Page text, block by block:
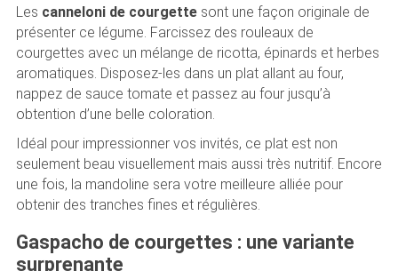
Les canneloni de courgettesont une façon originale de
présenter ce légume. Farcissez des rouleaux de
courgettes avec un mélange de ricotta, épinards et herbes
aromatiques. Disposez-les dans un plat allant au four,
nappez de sauce tomate et passez au four jusqu’à
obtention d’une belle coloration.
Idéal pour impressionner vos invités, ce plat est non
seulement beau visuellement mais aussi très nutritif. Encore
une fois, la mandoline sera votre meilleure alliée pour
obtenir des tranches fines et régulières.
Gaspacho de courgettes : une variante
surprenante